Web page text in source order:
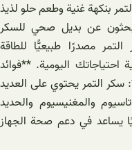
بنكهة غنية وطعم حلو لذيذ
يبحثون عن بديل صحي للسكر
مصدرًا طبيعيًّا للطاقة
احتياجاتك اليومية. **فوائد
سكر التمر يحتوي على العديد
والمغنيسيوم والحديد
يساعد في دعم صحة الجهاز